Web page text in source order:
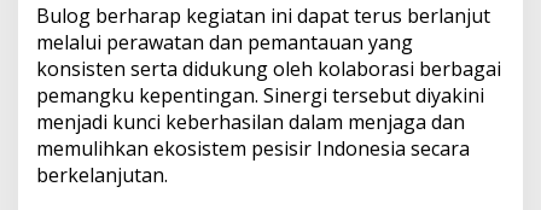
Bulog berharap kegiatan ini dapat terus berlanjut
melalui perawatan dan pemantauan yang
konsisten serta didukung oleh kolaborasi berbagai
pemangku kepentingan. Sinergi tersebut diyakini
menjadi kunci keberhasilan dalam menjaga dan
memulihkan ekosistem pesisir Indonesia secara
berkelanjutan.